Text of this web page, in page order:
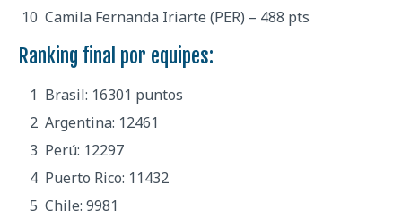
Camila Fernanda Iriarte (PER) – 488 pts
Ranking final por equipes:
Brasil: 16301 puntos
Argentina: 12461
Perú: 12297
Puerto Rico: 11432
Chile: 9981